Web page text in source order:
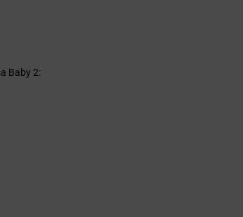
Baby 2: